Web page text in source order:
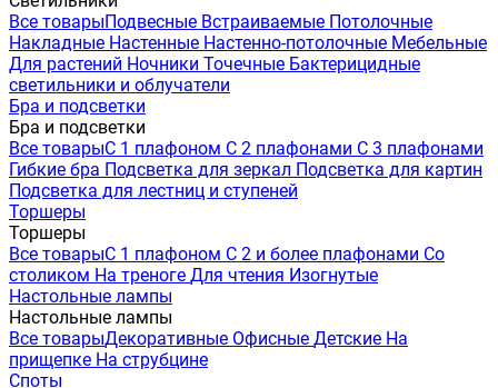
Все товарыПодвесные Встраиваемые Потолочные
Накладные Настенные Настенно-потолочные Мебельные
Для растений Ночники Точечные Бактерицидные
светильники и облучатели
Бра и подсветки
Бра и подсветки
Все товарыС 1 плафоном С 2 плафонами С 3 плафонами
Гибкие бра Подсветка для зеркал Подсветка для картин
Подсветка для лестниц и ступеней
Торшеры
Торшеры
Все товарыС 1 плафоном С 2 и более плафонами Со
столиком На треноге Для чтения Изогнутые
Настольные лампы
Настольные лампы
Все товарыДекоративные Офисные Детские На
прищепке На струбцине
Споты